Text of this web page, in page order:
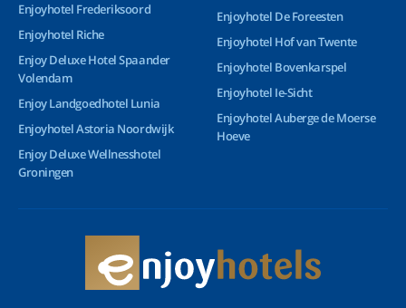
Enjoyhotel Frederiksoord
Enjoyhotel Riche
Enjoy Deluxe Hotel Spaander
Volendam
Enjoy Landgoedhotel Lunia
Enjoyhotel Astoria Noordwijk
Enjoy Deluxe Wellnesshotel
Groningen
Enjoyhotel De Foreesten
Enjoyhotel Hof van Twente
Enjoyhotel Bovenkarspel
Enjoyhotel Ie-Sicht
Enjoyhotel Auberge de Moerse
Hoeve